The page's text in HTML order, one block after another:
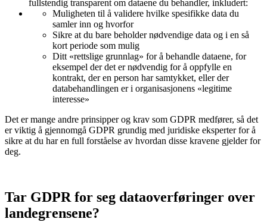
fullstendig transparent om dataene du behandler, inkludert:
Muligheten til å validere hvilke spesifikke data du
samler inn og hvorfor
Sikre at du bare beholder nødvendige data og i en så
kort periode som mulig
Ditt «rettslige grunnlag» for å behandle dataene, for
eksempel der det er nødvendig for å oppfylle en
kontrakt, der en person har samtykket, eller der
databehandlingen er i organisasjonens «legitime
interesse»
Det er mange andre prinsipper og krav som GDPR medfører, så det
er viktig å gjennomgå GDPR grundig med juridiske eksperter for å
sikre at du har en full forståelse av hvordan disse kravene gjelder for
deg.
Tar GDPR for seg dataoverføringer over
landegrensene?